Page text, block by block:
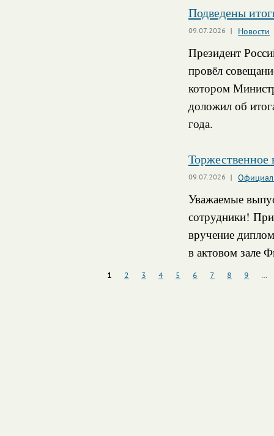
Подведены
09.07.2026 Новости
Президент
провёл
котором
доложил об
года.
09.07.2026
Уважаемые
сотрудники!
вручение
в актовом зале
1 2 3 4 5 6 7 8 9